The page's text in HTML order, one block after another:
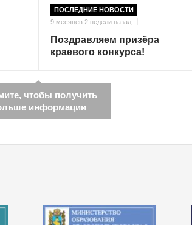
ПОСЛЕДНИЕ НОВОСТИ
9 месяцев 2 недели назад
Поздравляем призёра
краевого конкурса!
чтобы получить
информации